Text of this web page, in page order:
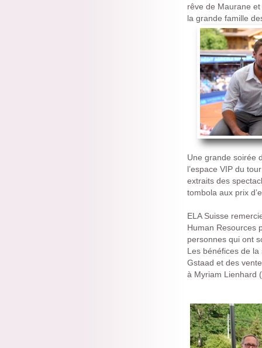
rêve de Maurane
la grande famille
Une grande soirée
l’espace VIP du
extraits des
tombola aux prix
ELA Suisse
Human Resources
personnes qui ont
Les bénéfices de
Gstaad et des
à Myriam Lienhard